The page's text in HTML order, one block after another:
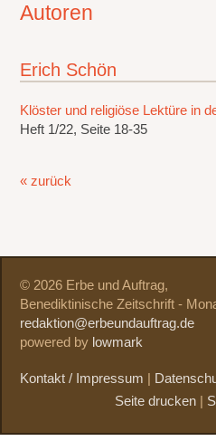
Autoren
Erich Schön
Klöster und religiöse Lektüre in
Heft 1/22, Seite 18-35
« zurück
© 2026 Erbe und Auftrag,
Benediktinische Zeitschrift -
redaktion@erbeundauftrag.de
powered by lowmark
Kontakt / Impressum
Seite drucken